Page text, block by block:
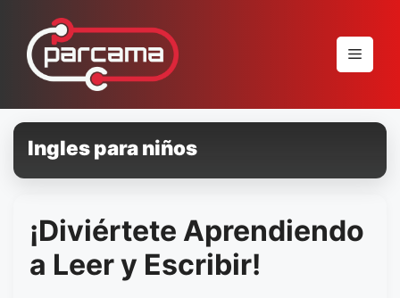
conteúdo
Menu
Ingles para niños
¡Diviértete Aprendiendo
a Leer y Escribir!